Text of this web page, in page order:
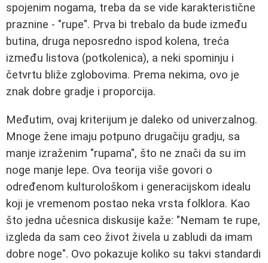
spojenim nogama, treba da se vide karakteristične
praznine - "rupe". Prva bi trebalo da bude između
butina, druga neposredno ispod kolena, treća
između listova (potkolenica), a neki spominju i
četvrtu bliže zglobovima. Prema nekima, ovo je
znak dobre gradje i proporcija.
Međutim, ovaj kriterijum je daleko od univerzalnog.
Mnoge žene imaju potpuno drugačiju gradju, sa
manje izraženim "rupama", što ne znači da su im
noge manje lepe. Ova teorija više govori o
određenom kulturološkom i generacijskom idealu
koji je vremenom postao neka vrsta folklora. Kao
što jedna učesnica diskusije kaže: "Nemam te rupe,
izgleda da sam ceo život živela u zabludi da imam
dobre noge". Ovo pokazuje koliko su takvi standardi